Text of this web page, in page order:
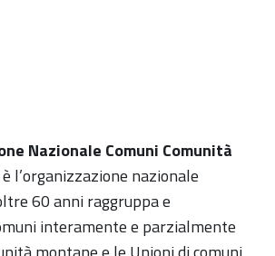
Nazionale Comuni Comunità
l’organizzazione nazionale
60 anni raggruppa e
interamente e parzialmente